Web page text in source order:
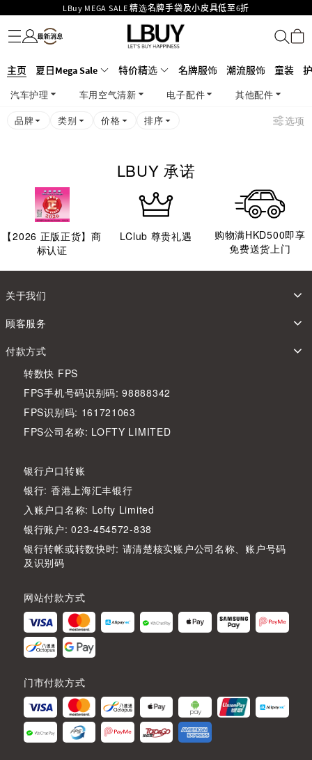
LBuy MEGA SALE 精选名牌手袋及小皮具低至6折
Goyard Hobo / Hobo Mini人气限量特别版限时原价低至75折!
LBuy呈献 - Hermès 及 Chanel 手袋及首饰低至6折，立即入手!
426号铺！
MOKO 1楼175号铺旗舰店特设名牌Hermès、CHANEL及LV专区！
购物满HKD500即享免运费！
LBuy获香港知识产权署颁发2026《正版正货承诺》商标
名牌服饰
潮流服饰
童装
护肤美妆
香水香薰
个人护理
母婴护理
游戏及精品玩具
文仪用品
家居生活
电子产品
美食
医药保健
运动与户外用品
主页 夏日Mega Sale 特价精选 名牌服饰 潮流服饰 童装
汽车护理 车用空气清新 电子配件
其他配件
品牌
类别 价格 排序 选项
LBUY 承诺
【2026 正版正货】商
标认证
LClub 尊贵礼遇
购物满HKD500即享
免费送货上门
关于我们
顾客服务
付款方式
转数快 FPS
FPS手机号码识别码: 98888342
FPS识别码: 161721063
FPS公司名称: LOFTY LIMITED
银行户口转账
银行: 香港上海汇丰银行
入账户口名称: Lofty Limited
银行账户: 023-454572-838
银行转帐或转数快时: 请清楚核实账户公司名称、账户号码
及识别码
网站付款方式
门市付款方式